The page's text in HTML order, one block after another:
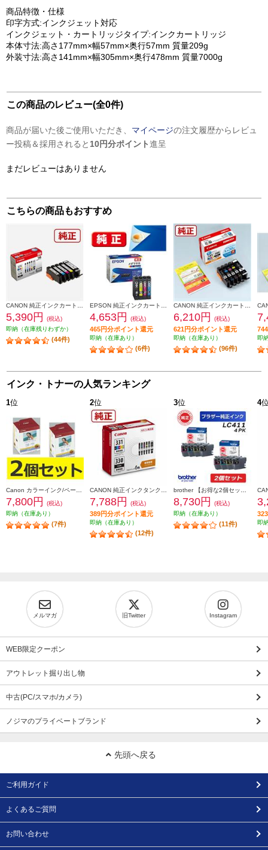
商品特徴・仕様
印字方式:インクジェット対応
インクジェット・カートリッジタイプ:インクカートリッジ
本体寸法:高さ177mm×幅57mm×奥行57mm 質量209g
外装寸法:高さ141mm×幅305mm×奥行478mm 質量7000g
この商品のレビュー(全0件)
商品が届いた後ご使用いただき、 マイページの注文履歴からレビュ
ー投稿＆採用されると 10円分ポイント進呈
まだレビューはありません
こちらの商品もおすすめ
5,390円
(税込)
即納（在庫残りわずか）
(44件)
4,653円 (税込)
465円分ポイント還元
即納（在庫あり）
(6件)
6,210円 (税込)
621円分ポイント還元
即納（在庫あり）
(96件)
即
インク・トナーの人気ランキング
1位
7,800円
(税込)
即納（在庫あり）
(7件)
2位
7,788円 (税込)
389円分ポイント還元
即納（在庫あり）
(12件)
3位
8,730円
(税込)
即納（在庫あり）
(11件)
4
即
メルマガ 旧Twitter Instagram
WEB限定クーポン
アウトレット掘り出し物
中古(PC/スマホ/カメラ)
ノジマのプライベートブランド
先頭へ戻る
ご利用ガイド
よくあるご質問
お問い合わせ